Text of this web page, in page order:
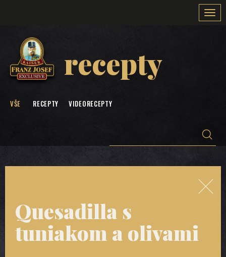
recepty
VŠE RECEPTY VIDEORECEPTY
Quesadilla s
tuniakom a olivami